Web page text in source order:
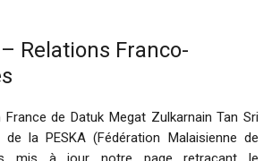
Relations Franco-
de Datuk Megat Zulkarnain Tan Sri
de la PESKA (Fédération Malaisienne de